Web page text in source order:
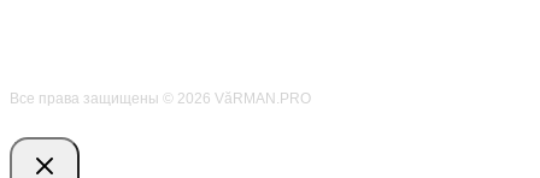
Все права защищены © 2026 VӑRMAN.PRO